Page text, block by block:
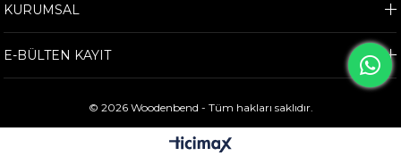
KURUMSAL
E-BÜLTEN KAYIT
© 2026 Woodenbend - Tüm hakları saklıdır.